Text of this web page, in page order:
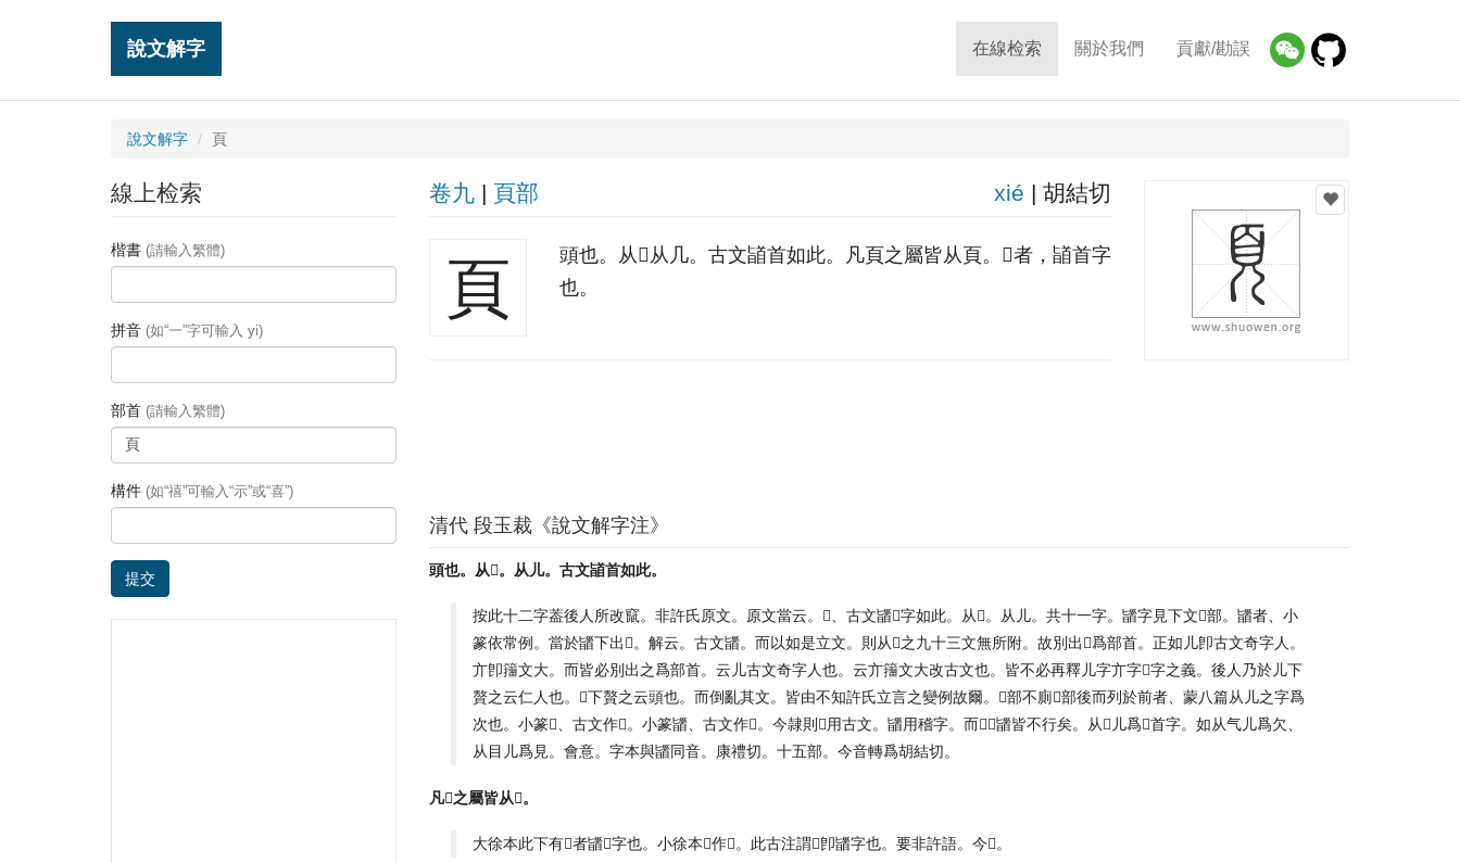
說文解字 在線检索 關於我們 貢獻/勘誤
說文解字 頁
卷九| 頁部 xié | 胡結切
頁
頭也。从𦣻从几。古文䭫首如此。凡頁之屬皆从頁。𦣻者，䭫首字
也。
清代 段玉裁《說文解字注》
頭也。从𦣻。从儿。古文䭫首如此。
按此十二字葢後人所改竄。非許氏原文。原文當云。𩑋、古文䭬𩠐字如此。从𦣻。从儿。共十一字。䭬字見下文𩠐部。䭬者、小
篆依常例。當於䭬下出𩑋。解云。古文䭬。而以如是立文。則从𩑋之九十三文無所附。故別出𩑋爲部首。正如儿卽古文奇字人。
亣卽籒文大。而皆必別出之爲部首。云儿古文奇字人也。云亣籒文大改古文也。皆不必再釋儿字亣字𩑋字之義。後人乃於儿下
贅之云仁人也。𩑋下贅之云頭也。而倒亂其文。皆由不知許氏立言之變例故爾。𩑋部不廁𩠐部後而列於前者、蒙八篇从儿之字爲
次也。小篆𦣻、古文作𩠐。小篆䭬、古文作𩑋。今隷則𦣻用古文。䭬用稽字。而𦣻𩑋䭬皆不行矣。从𦣻儿爲𩑋首字。如从气儿爲欠、
从目儿爲見。會意。字本與䭬同音。康禮切。十五部。今音轉爲胡結切。
凡𩑋之屬皆从𩑋。
大徐本此下有𦣻者䭬𩠐字也。小徐本𦣻作𩑋。此古注謂𩑋卽䭬字也。要非許語。今𠜂。
線上检索
楷書 (請輸入繁體)
拼音 (如“一”字可輸入 yi)
部首 (請輸入繁體)
構件 (如“禧”可輸入“示”或“喜”)
提交